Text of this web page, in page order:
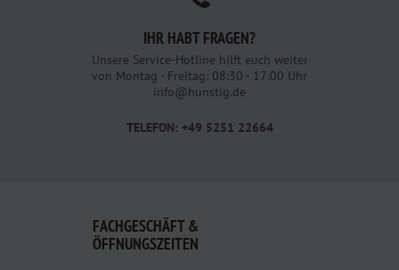
IHR HABT FRAGEN?
Unsere Service-Hotline hilft euch weiter
von Montag - Freitag: 08:30 - 17:00 Uhr
info@hunstig.de
TELEFON: +49 5251 22664
FACHGESCHÄFT &
ÖFFNUNGSZEITEN